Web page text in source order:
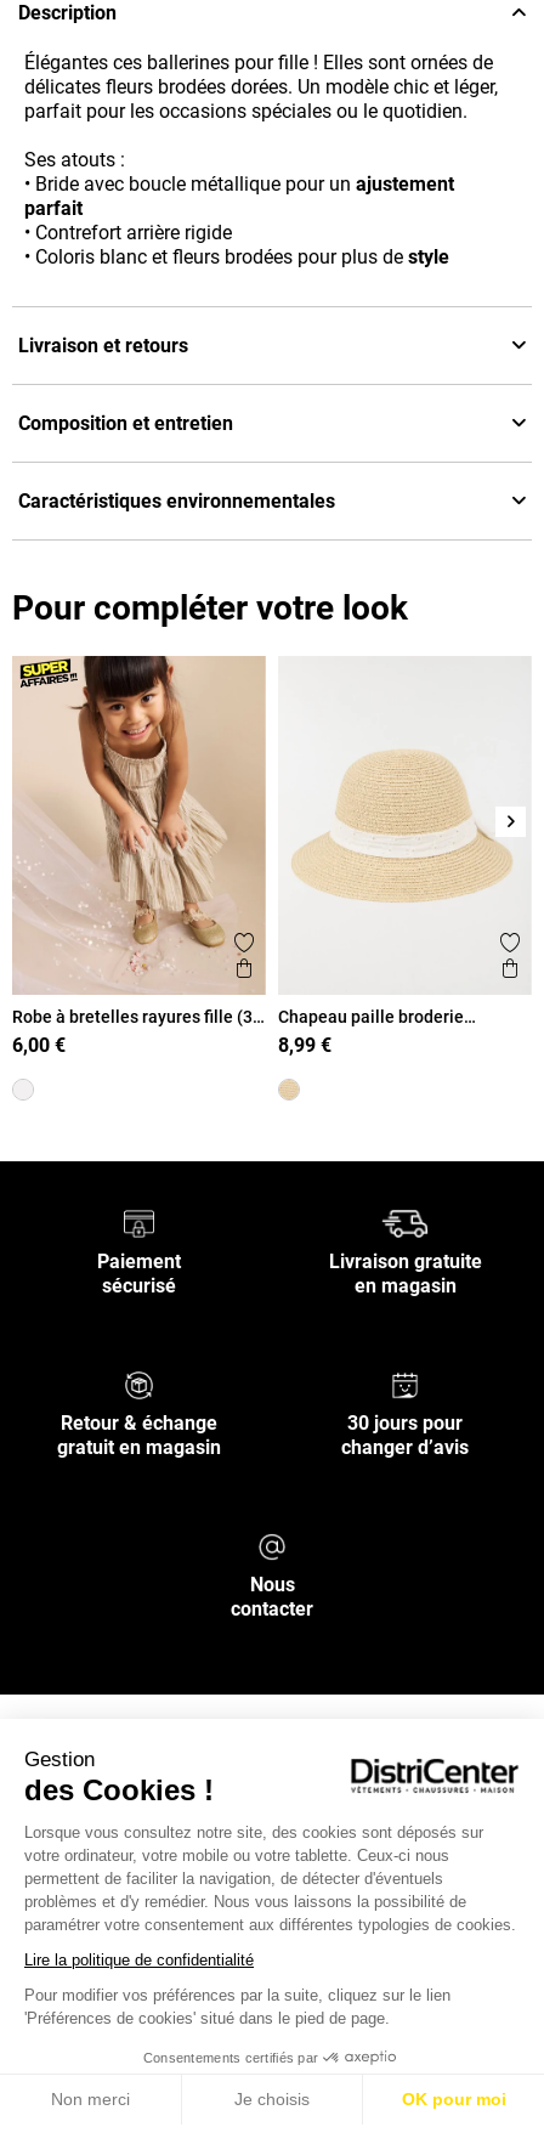
Gestion
des Cookies !
Lorsque vous consultez notre site, des cookies sont déposés sur
votre ordinateur, votre mobile ou votre tablette. Ceux-ci nous
permettent de faciliter la navigation, de détecter d'éventuels
problèmes et d'y remédier. Nous vous laissons la possibilité de
paramétrer votre consentement aux différentes typologies de cookies.
Lire la politique de confidentialité
Pour modifier vos préférences par la suite, cliquez sur le lien
'Préférences de cookies' situé dans le pied de page.
Consentements certifiés par
Non merci Je choisis OK pour moi
Description
Élégantes ces ballerines pour fille ! Elles sont ornées de
délicates fleurs brodées dorées. Un modèle chic et léger,
parfait pour les occasions spéciales ou le quotidien.
Ses atouts :
• Bride avec boucle métallique pour un ajustement
parfait
• Contrefort arrière rigide
• Coloris blanc et fleurs brodées pour plus de style
Livraison et retours
Composition et entretien
Caractéristiques environnementales
Pour compléter votre look
Ajouter aux favoris
Aperçu rapide
Robe à bretelles rayures fille (3-
12A)
6,00 €
Chapeau paille broderie
anglaise fille
8,99 €
Paiement
sécurisé
Livraison gratuite
en magasin
Retour & échange
gratuit en magasin
30 jours pour
changer d’avis
Nous
contacter
INFOS PRATIQUES
L’ENSEIGNE DISTRICENTER